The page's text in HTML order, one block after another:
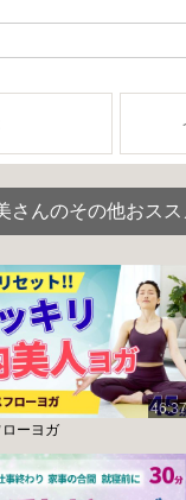
さんのその他おス
46:37
ーヨガ